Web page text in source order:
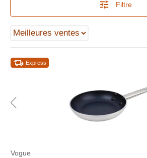
Filtre
Express
Vogue